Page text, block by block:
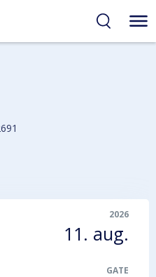
2026
11. aug.
GATE